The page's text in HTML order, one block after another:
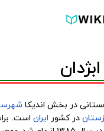
کناری
در بخش اندیکا
در کشور ایران است.